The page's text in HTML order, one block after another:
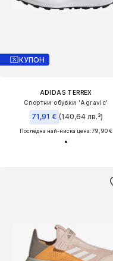
КУПОН
ADIDAS TERREX
Спортни обувки 'Agravic'
71,91 € (140,64 лв.³)
Последна най-ниска цена:79,90 €